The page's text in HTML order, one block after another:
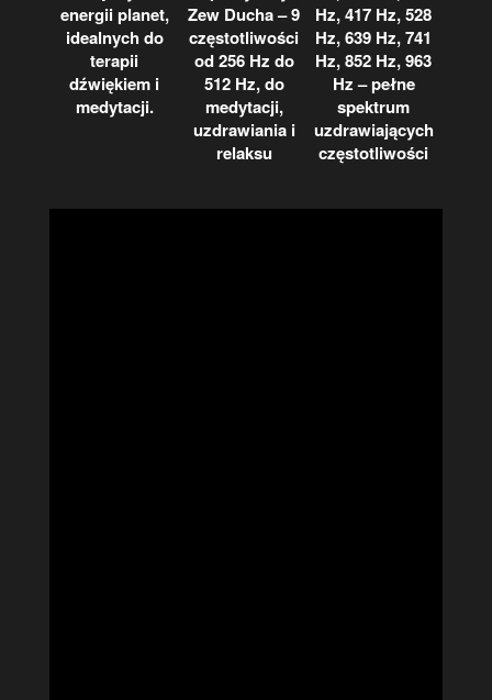
energii planet,
idealnych do
terapii
dźwiękiem i
medytacji.
Zew Ducha – 9
częstotliwości
od 256 Hz do
512 Hz, do
medytacji,
uzdrawiania i
relaksu
Hz, 417 Hz, 528
Hz, 639 Hz, 741
Hz, 852 Hz, 963
Hz – pełne
spektrum
uzdrawiających
częstotliwości